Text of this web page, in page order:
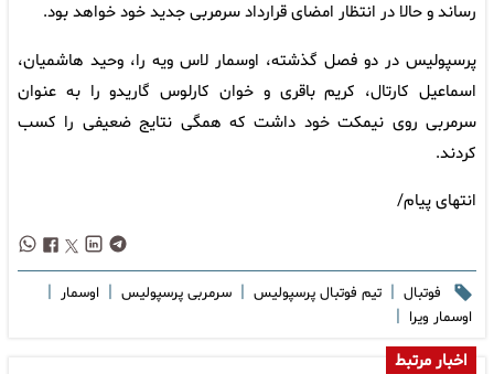
رساند و حالا در انتظار امضای قرارداد سرمربی جدید خود خواهد بود.
پرسپولیس در دو فصل گذشته، اوسمار لاس ویه را، وحید هاشمیان،
اسماعیل کارتال، کریم باقری و خوان کارلوس گاریدو را به عنوان
سرمربی روی نیمکت خود داشت که همگی نتایج ضعیفی را کسب
کردند.
انتهای پیام/
فوتبال | تیم فوتبال پرسپولیس | سرمربی پرسپولیس | اوسمار |
اوسمار ویرا |
اخبار مرتبط